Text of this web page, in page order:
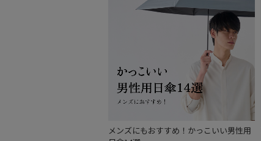
メンズにもおすすめ！かっこいい男性用